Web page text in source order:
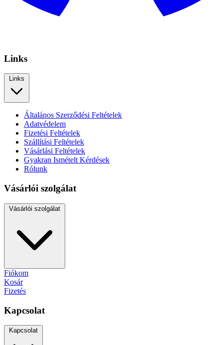
Links
Links
Általános Szerződési Feltételek
Adatvédelem
Fizetési Feltételek
Szállítási Feltételek
Vásárlási Feltételek
Gyakran Ismételt Kérdések
Rólunk
Vásárlói szolgálat
Vásárlói szolgálat
Fiókom
Kosár
Fizetés
Kapcsolat
Kapcsolat